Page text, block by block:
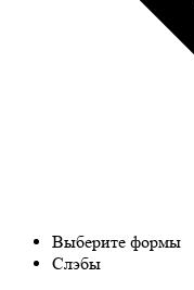
Выберите формы
Слэбы